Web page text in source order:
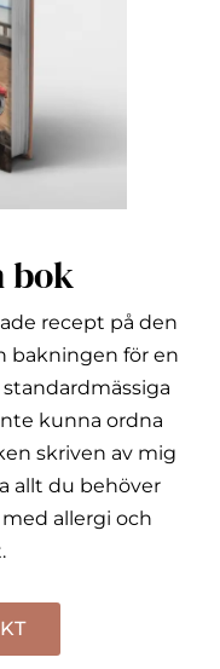
bok
recept på den
bakningen för en
kunna ordna
skriven av mig
allt du behöver
allergi och